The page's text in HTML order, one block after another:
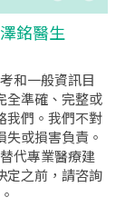
銘醫生
和一般資訊目
全準確、完整或
我們。我們不對
或損害負責。
代專業醫療建
定之前，請咨詢